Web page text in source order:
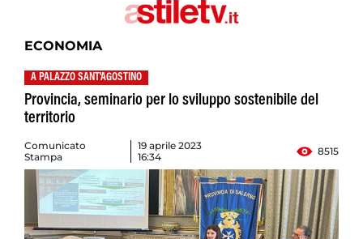
ECONOMIA
A PALAZZO SANT'AGOSTINO
Provincia, seminario per lo sviluppo sostenibile del
territorio
Comunicato
Stampa
19 aprile 2023
16:34
8515